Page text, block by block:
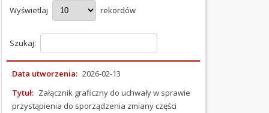
ORGANIZACYJNE
OŚWIADCZENIA
MAJĄTKOWE
OGŁOSZENIA
PRZETARGI
Wyświetlaj rekordów
Szukaj:
Data utworzenia: 2026-02-13
Tytuł: Załącznik graficzny do uchwały w sprawie
przystąpienia do sporządzenia zmiany części